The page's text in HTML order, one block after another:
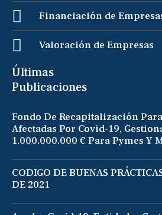
Financiación de
Valoración de Empresas
Últimas
Publicaciones
Fondo De Recapitalización
Afectadas Por Covid-19,
1.000.000.000 € Para Pymes Y
CODIGO DE BUENAS
DE 2021